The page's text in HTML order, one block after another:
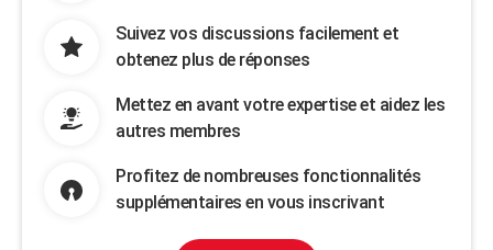
Suivez vos discussions facilement et
obtenez plus de réponses
Mettez en avant votre expertise et aidez les
autres membres
Profitez de nombreuses fonctionnalités
supplémentaires en vous inscrivant